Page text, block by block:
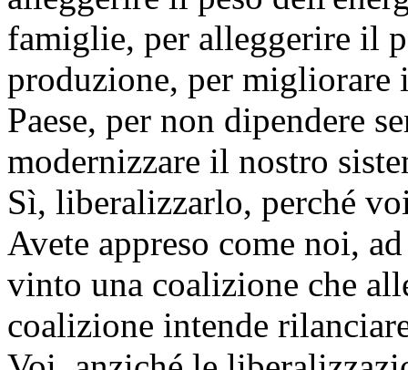
famiglie, per alleggerire il
produzione, per
Paese, per non dipendere
modernizzare il nostro
Sì, liberalizzarlo, perché
Avete appreso come noi,
vinto una coalizione che
coalizione intende